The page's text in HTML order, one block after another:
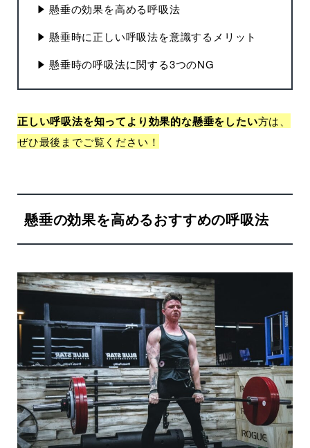
懸垂の効果を高める呼吸法
懸垂時に正しい呼吸法を意識するメリット
懸垂時の呼吸法に関する3つのNG
正しい呼吸法を知ってより効果的な懸垂をしたい方は、
ぜひ最後までご覧ください！
懸垂の効果を高めるおすすめの呼吸法